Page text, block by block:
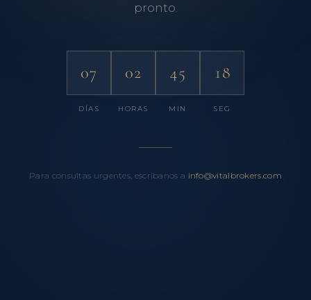
pronto.
07
DÍAS
02
HORAS
45
MIN
18
SEG
Para consultas urgentes, escríbanos a info@vitalbrokers.com